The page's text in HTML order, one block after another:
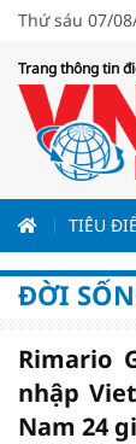
Thứ sáu 07/
Trang thông tin
TIÊU
ĐỜI
Rimario
nhập
Nam 24